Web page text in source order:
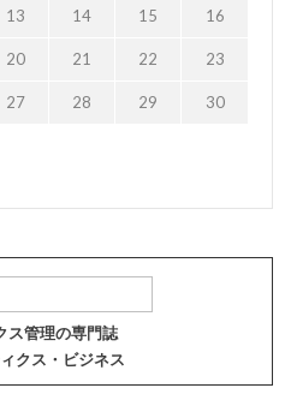
13 14 15 16
20 21 22 23
27 28 29 30
ス管理の専門誌
クス・ビジネス